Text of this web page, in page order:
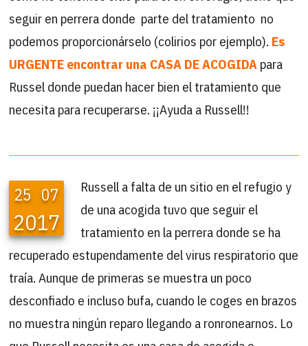
seguir en perrera donde parte del tratamiento no
podemos proporcionárselo (colirios por ejemplo). Es
URGENTE encontrar una CASA DE ACOGIDA para
Russel donde puedan hacer bien el tratamiento que
necesita para recuperarse. ¡¡Ayuda a Russell!!
25 07
2017
Russell a falta de un sitio en el refugio y
de una acogida tuvo que seguir el
tratamiento en la perrera donde se ha
recuperado estupendamente del virus respiratorio que
traía. Aunque de primeras se muestra un poco
desconfiado e incluso bufa, cuando le coges en brazos
no muestra ningún reparo llegando a ronronearnos. Lo